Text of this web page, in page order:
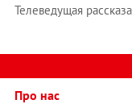
Телеведущая
Про нас